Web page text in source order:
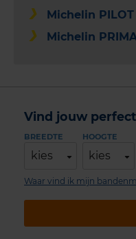
Michelin PILOT
Michelin
Vind jouw
BREEDTE
kies
HOOGTE
kies
Waar vind ik mijn